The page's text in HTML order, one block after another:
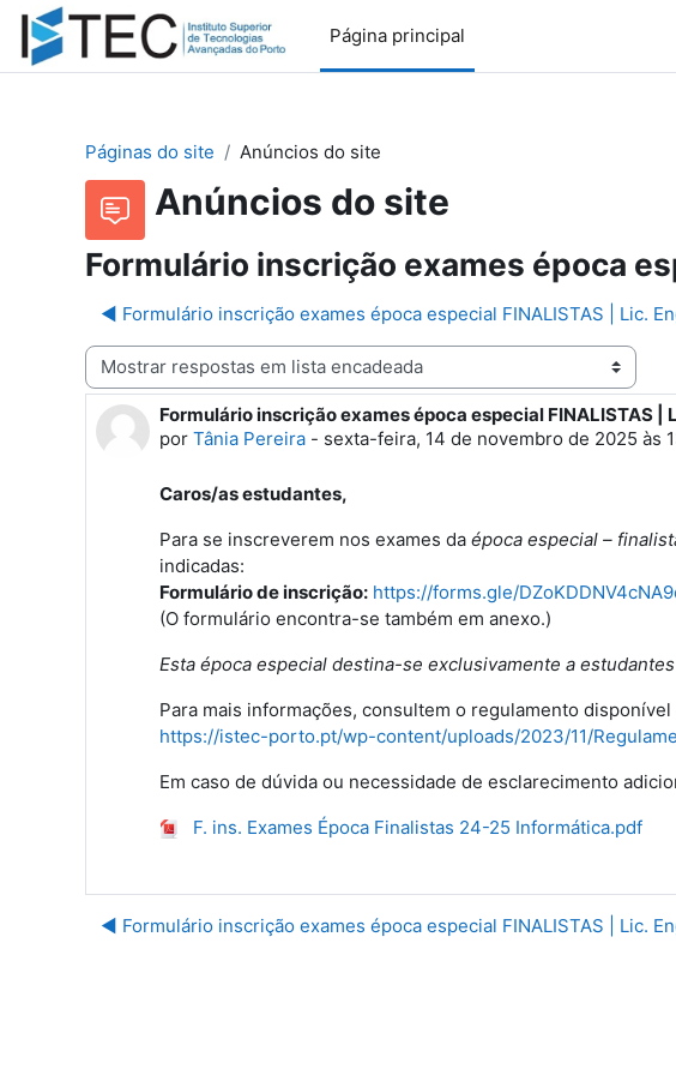
Ir para o conteúdo principal
Página principal
Páginas do site Anúncios do site
Anúncios do site
Formulário inscrição exames época
◀︎ Formulário inscrição exames época especial FINALISTAS | Lic.
de visualização
Formulário inscrição exames época especial FINALISTAS |
por Tânia Pereira - sexta-feira, 14 de novembro de 2025 às
Número de respostas: 0
Caros/as estudantes,
Para se inscreverem nos exames da época especial –
indicadas:
Formulário de inscrição: https://forms.gle/
(O formulário encontra-se também em anexo.)
Esta época especial destina-se exclusivamente a
Para mais informações, consultem o regulamento disponível
https://istec-porto.pt/wp-content/uploads/2023/11/
Em caso de dúvida ou necessidade de esclarecimento
F. ins. Exames Época Finalistas 24-25 Informática.pdf
◀︎ Formulário inscrição exames época especial FINALISTAS | Lic.